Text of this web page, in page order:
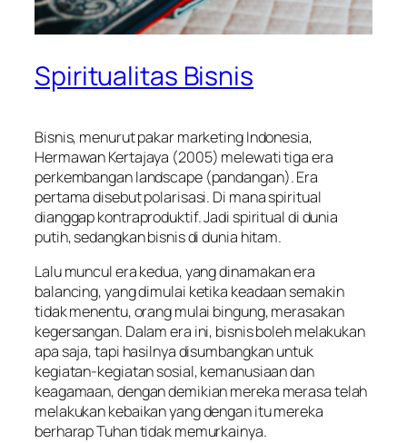
Spiritualitas Bisnis
Bisnis, menurut pakar marketing Indonesia,
Hermawan Kertajaya (2005) melewati tiga era
perkembangan landscape (pandangan). Era
pertama disebut polarisasi. Di mana spiritual
dianggap kontraproduktif. Jadi spiritual di dunia
putih, sedangkan bisnis di dunia hitam.
Lalu muncul era kedua, yang dinamakan era
balancing, yang dimulai ketika keadaan semakin
tidak menentu, orang mulai bingung, merasakan
kegersangan. Dalam era ini, bisnis boleh melakukan
apa saja, tapi hasilnya disumbangkan untuk
kegiatan-kegiatan sosial, kemanusiaan dan
keagamaan, dengan demikian mereka merasa telah
melakukan kebaikan yang dengan itu mereka
berharap Tuhan tidak memurkainya.